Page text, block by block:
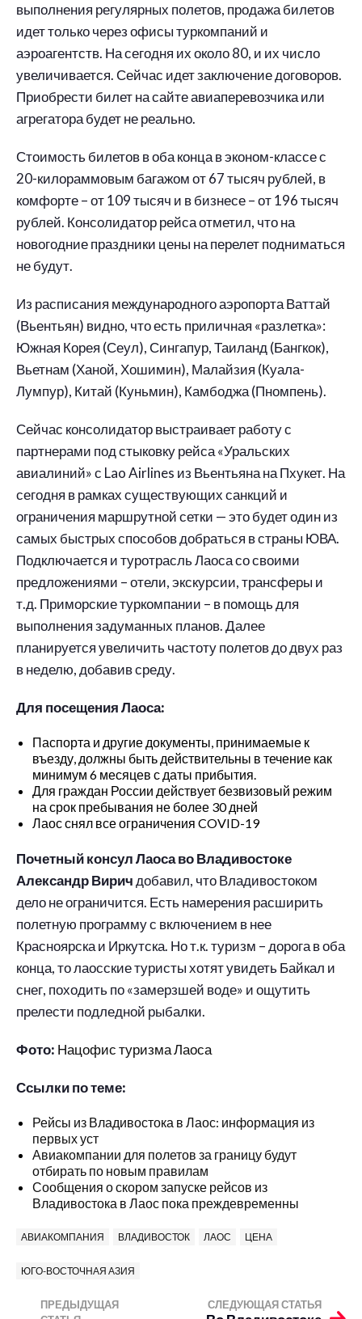
выполнения регулярных полетов, продажа билетов
идет только через офисы туркомпаний и
аэроагентств. На сегодня их около 80, и их число
увеличивается. Сейчас идет заключение договоров.
Приобрести билет на сайте авиаперевозчика или
агрегатора будет не реально.
Стоимость билетов в оба конца в эконом-классе с
20-килораммовым багажом от 67 тысяч рублей, в
комфорте – от 109 тысяч и в бизнесе – от 196 тысяч
рублей. Консолидатор рейса отметил, что на
новогодние праздники цены на перелет подниматься
не будут.
Из расписания международного аэропорта Ваттай
(Вьентьян) видно, что есть приличная «разлетка»:
Южная Корея (Сеул), Сингапур, Таиланд (Бангкок),
Вьетнам (Ханой, Хошимин), Малайзия (Куала-
Лумпур), Китай (Куньмин), Камбоджа (Пномпень).
Сейчас консолидатор выстраивает работу с
партнерами под стыковку рейса «Уральских
авиалиний» с Lao Airlines из Вьентьяна на Пхукет. На
сегодня в рамках существующих санкций и
ограничения маршрутной сетки — это будет один из
самых быстрых способов добраться в страны ЮВА.
Подключается и туротрасль Лаоса со своими
предложениями – отели, экскурсии, трансферы и
т.д. Приморские туркомпании – в помощь для
выполнения задуманных планов. Далее
планируется увеличить частоту полетов до двух раз
в неделю, добавив среду.
Для посещения Лаоса:
Паспорта и другие документы, принимаемые к
въезду, должны быть действительны в течение как
минимум 6 месяцев с даты прибытия.
Для граждан России действует безвизовый режим
на срок пребывания не более 30 дней
Лаос снял все ограничения COVID-19
Почетный консул Лаоса во Владивостоке
Александр Вирич добавил, что Владивостоком
дело не ограничится. Есть намерения расширить
полетную программу с включением в нее
Красноярска и Иркутска. Но т.к. туризм – дорога в оба
конца, то лаосские туристы хотят увидеть Байкал и
снег, походить по «замерзшей воде» и ощутить
прелести подледной рыбалки.
Фото: Нацофис туризма Лаоса
Ссылки по теме:
Рейсы из Владивостока в Лаос: информация из
первых уст
Авиакомпании для полетов за границу будут
отбирать по новым правилам
Сообщения о скором запуске рейсов из
Владивостока в Лаос пока преждевременны
АВИАКОМПАНИЯ ВЛАДИВОСТОК ЛАОС ЦЕНА
ЮГО-ВОСТОЧНАЯ АЗИЯ
ПРЕДЫДУЩАЯ
СЛЕДУЮЩАЯ СТАТЬЯ